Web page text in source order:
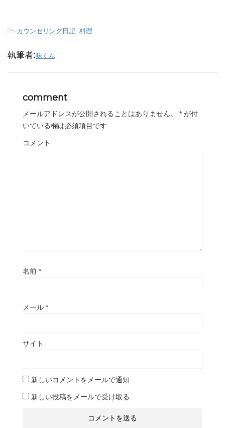
-カウンセリング日記, 料理
執筆者:味くん
comment
メールアドレスが公開されることはありません。 * が付
いている欄は必須項目です
コメント
名前 *
メール *
サイト
新しいコメントをメールで通知
新しい投稿をメールで受け取る